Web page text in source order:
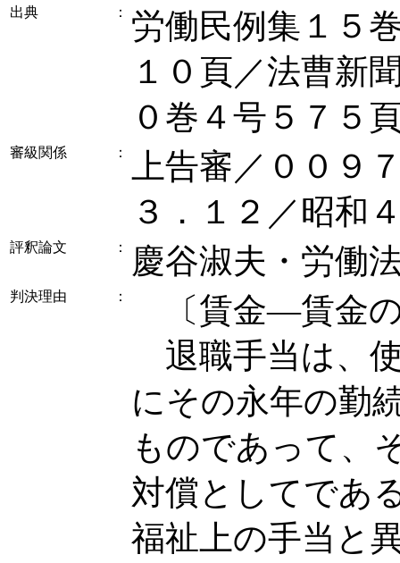
出典 ：
労働民例集１５
１０頁／法曹新
０巻４号５７５
審級関係 ：
上告審／００
３．１２／昭和
評釈論文 ： 慶谷淑夫・労働
判決理由 ：
〔賃金―賃金
退職手当は、
にその永年の勤
ものであって、
対償としてであ
福祉上の手当と